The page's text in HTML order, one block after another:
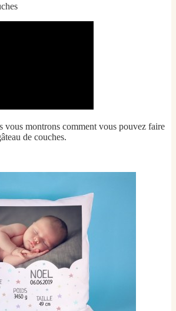
vous montrons comment vous pouvez faire
de couches.